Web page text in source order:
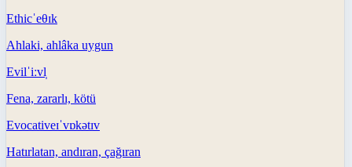
Ethicˈeθɪk
Ahlaki, ahlâka uygun
Evilˈiːvl̩
Fena, zararlı, kötü
Evocativeɪˈvɒkətɪv
Hatırlatan, andıran, çağıran